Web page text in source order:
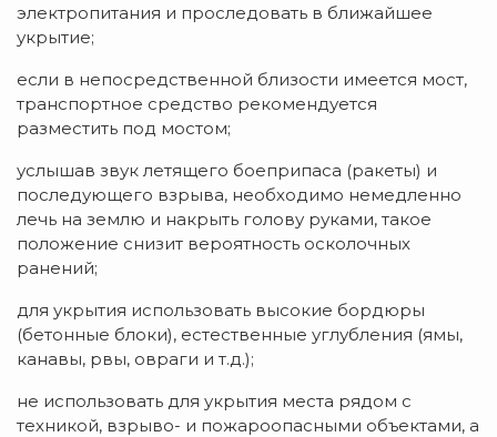
электропитания и проследовать в ближайшее
укрытие;
если в непосредственной близости имеется мост,
транспортное средство рекомендуется
разместить под мостом;
услышав звук летящего боеприпаса (ракеты) и
последующего взрыва, необходимо немедленно
лечь на землю и накрыть голову руками, такое
положение снизит вероятность осколочных
ранений;
для укрытия использовать высокие бордюры
(бетонные блоки), естественные углубления (ямы,
канавы, рвы, овраги и т.д.);
не использовать для укрытия места рядом с
техникой, взрыво- и пожароопасными объектами, а